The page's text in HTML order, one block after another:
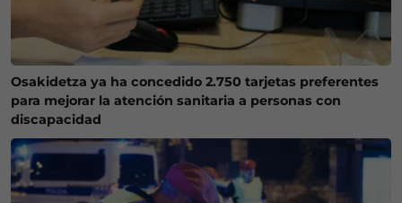
Osakidetza ya ha concedido 2.750 tarjetas preferentes
para mejorar la atención sanitaria a personas con
discapacidad